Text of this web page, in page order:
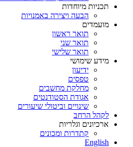
תכניות מיוחדות
הבעה ויצירה באמנויות
מועמדים
תואר ראשון
תואר שני
תואר שלישי
מידע שימושי
ידיעון
טפסים
מחלקת מחשבים
אגודת הסטודנטים
שינויים וביטולי שיעורים
לקהל הרחב
ארכיונים וגלריות
קתדרות ומכונים
English